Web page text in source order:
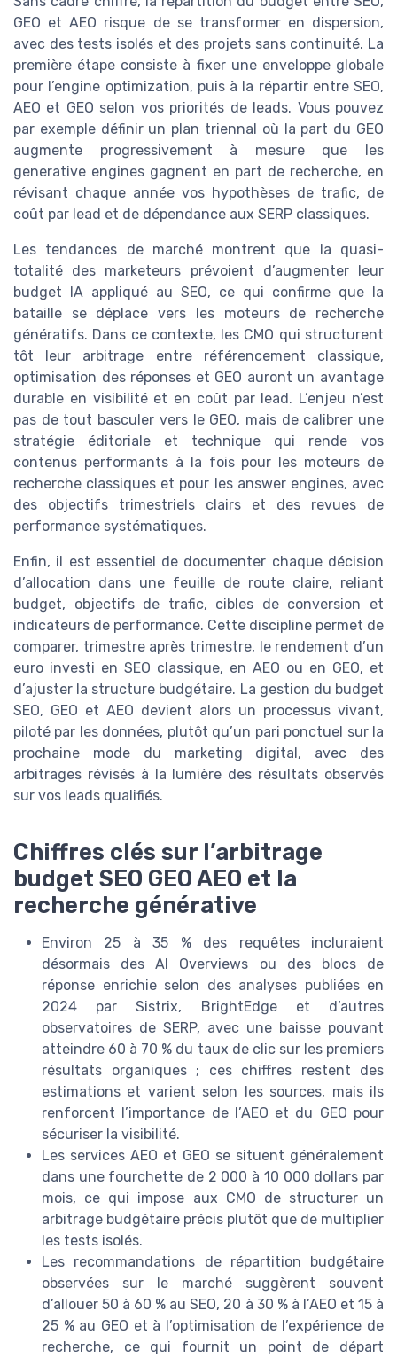
GEO et AEO risque de se transformer en dispersion,
avec des tests isolés et des projets sans continuité. La
première étape consiste à fixer une enveloppe globale
pour l’engine optimization, puis à la répartir entre SEO,
AEO et GEO selon vos priorités de leads. Vous pouvez
par exemple définir un plan triennal où la part du GEO
augmente progressivement à mesure que les
generative engines gagnent en part de recherche, en
révisant chaque année vos hypothèses de trafic, de
coût par lead et de dépendance aux SERP classiques.
Les tendances de marché montrent que la quasi-
totalité des marketeurs prévoient d’augmenter leur
budget IA appliqué au SEO, ce qui confirme que la
bataille se déplace vers les moteurs de recherche
génératifs. Dans ce contexte, les CMO qui structurent
tôt leur arbitrage entre référencement classique,
optimisation des réponses et GEO auront un avantage
durable en visibilité et en coût par lead. L’enjeu n’est
pas de tout basculer vers le GEO, mais de calibrer une
stratégie éditoriale et technique qui rende vos
contenus performants à la fois pour les moteurs de
recherche classiques et pour les answer engines, avec
des objectifs trimestriels clairs et des revues de
performance systématiques.
Enfin, il est essentiel de documenter chaque décision
d’allocation dans une feuille de route claire, reliant
budget, objectifs de trafic, cibles de conversion et
indicateurs de performance. Cette discipline permet de
comparer, trimestre après trimestre, le rendement d’un
euro investi en SEO classique, en AEO ou en GEO, et
d’ajuster la structure budgétaire. La gestion du budget
SEO, GEO et AEO devient alors un processus vivant,
piloté par les données, plutôt qu’un pari ponctuel sur la
prochaine mode du marketing digital, avec des
arbitrages révisés à la lumière des résultats observés
sur vos leads qualifiés.
Chiffres clés sur l’arbitrage
budget SEO GEO AEO et la
recherche générative
Environ 25 à 35 % des requêtes incluraient
désormais des AI Overviews ou des blocs de
réponse enrichie selon des analyses publiées en
2024 par Sistrix, BrightEdge et d’autres
observatoires de SERP, avec une baisse pouvant
atteindre 60 à 70 % du taux de clic sur les premiers
résultats organiques ; ces chiffres restent des
estimations et varient selon les sources, mais ils
renforcent l’importance de l’AEO et du GEO pour
sécuriser la visibilité.
Les services AEO et GEO se situent généralement
dans une fourchette de 2 000 à 10 000 dollars par
mois, ce qui impose aux CMO de structurer un
arbitrage budgétaire précis plutôt que de multiplier
les tests isolés.
Les recommandations de répartition budgétaire
observées sur le marché suggèrent souvent
d’allouer 50 à 60 % au SEO, 20 à 30 % à l’AEO et 15 à
25 % au GEO et à l’optimisation de l’expérience de
recherche, ce qui fournit un point de départ